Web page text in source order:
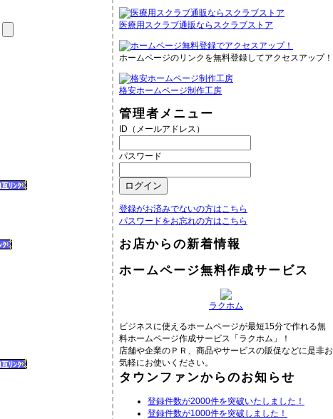
医療用スクラブ通販ならスクラブストア
ホームページのリンクを無料登録してアクセスアップ！
格安ホームページ制作工房
管理者メニュー
ID（メールアドレス）
パスワード
登録がお済みでないの方はこちら
パスワードをお忘れの方はこちら
お店からの新着情報
ホームページ無料作成サービス
ラクホム
ビジネスに使えるホームページが最短15分で作れる無
料ホームページ作成サービス「ラクホム」！
店舗や企業のＰＲ、商品やサービスの販促などに是非お
気軽にお使いください。
タウンファンからのお知らせ
登録件数が2000件を突破いたしました！
登録件数が1000件を突破しました！